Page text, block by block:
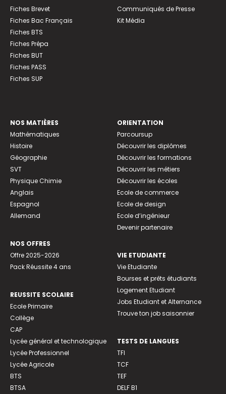
Fiches Brevet
Fiches Bac Français
Fiches BTS
Fiches Prépa
Fiches BUT
Fiches PASS
Fiches SUP
Communiqués de Presse
Kit Média
NOS MATIÈRES
Mathématiques
Histoire
Géographie
SVT
Physique Chimie
Anglais
Espagnol
Allemand
NOS OFFRES
Offre 2025-2026
Pack Réussite 4 ans
REUSSITE SCOLAIRE
Ecole Primaire
Collège
CAP
Lycée général et technologique
Lycée Professionnel
Lycée Agricole
BTS
BTSA
ORIENTATION
Parcoursup
Découvrir les diplômes
Découvrir les formations
Découvrir les métiers
Découvrir les écoles
Ecole de commerce
Ecole de design
Ecole d’ingénieur
Devenir partenaire
VIE ETUDIANTE
Vie Etudiante
Bourses et prêts étudiants
Logement Etudiant
Jobs Etudiant et Alternance
Trouve ton job saisonnier
TESTS DE LANGUES
TFI
TCF
TEF
DELF B1